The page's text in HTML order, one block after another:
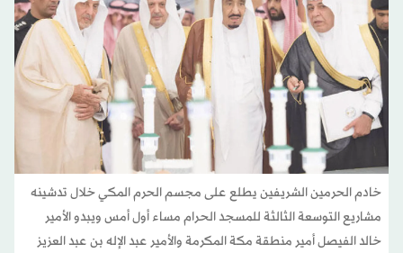
خادم الحرمين الشريفين يطلع على مجسم الحرم المكي خلال تدشينه
مشاريع التوسعة الثالثة للمسجد الحرام مساء أول أمس ويبدو الأمير
خالد الفيصل أمير منطقة مكة المكرمة والأمير عبد الإله بن عبد العزيز